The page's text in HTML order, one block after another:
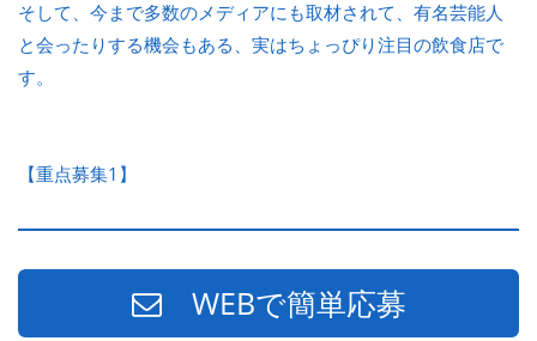
そして、今まで多数のメディアにも取材されて、有名芸能人
と会ったりする機会もある、実はちょっぴり注目の飲食店で
す。
【重点募集1】
WEBで簡単応募